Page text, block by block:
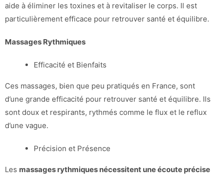
aide à éliminer les toxines et à revitaliser le corps. Il est
particulièrement efficace pour retrouver santé et équilibre.
Massages Rythmiques
Efficacité et Bienfaits
Ces massages, bien que peu pratiqués en France, sont
d’une grande efficacité pour retrouver santé et équilibre. Ils
sont doux et respirants, rythmés comme le flux et le reflux
d’une vague.
Précision et Présence
Les massages rythmiques nécessitent une écoute précise